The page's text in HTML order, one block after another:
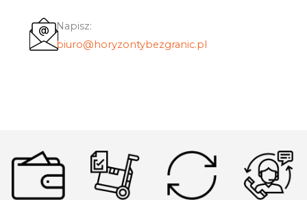
Napisz:
biuro@horyzontybezgranic.pl